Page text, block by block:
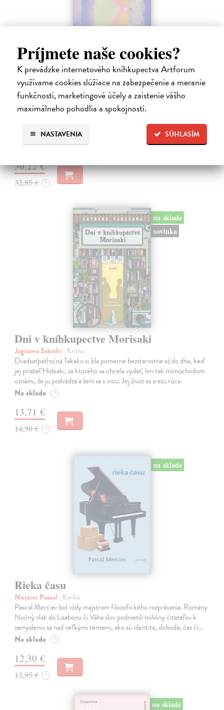
Príjmete naše cookies?
K prevádzke internetového kníhkupectva Artforum
využívame cookies slúžiace na zabezpečenie a meranie
funkčnosti, marketingové účely a zaistenie vášho
maximálneho pohodlia a spokojnosti.
SÚHLASÍM
NASTAVENIA
Město a jeho nejisté zdi
Murakami Haruki| Kniha
Ty jsi to byla, kdo mi vyprávěl o tom městě. Město a jeho nejisté zdi –
dlouho očekávaný román Harukiho Murakamiho volně navazuje na
autorovu starší novelu z roku 1980 a tematicky se prolíná s jeho
kultovním…
Na sklade ?
30,22 €
32,85 € ?
na sklade
novinka
Dni v kníhkupectve Morisaki
Jagisawa Satoshi | Kniha
Dvadsaťpäťročná Takako si žila pomerne bezstarostne až do dňa, keď
jej priateľ Hideaki, za ktorého sa chcela vydať, len tak mimochodom
oznámi, že ju podvádza a žení sa s inou. Jej život sa zrazu rúca.
Na sklade ?
13,71 €
14,90 € ?
na sklade
Rieka času
Mercier Pascal | Kniha
Pascal Mercier bol vždy majstrom filozofického rozprávania. Romány
Nočný vlak do Lisabonu či Váha slov podnietili milióny čitateľov k
zamysleniu sa nad veľkými témami, ako sú identita, sloboda, čas či…
Na sklade ?
12,30 €
12,95 € ?
na sklade